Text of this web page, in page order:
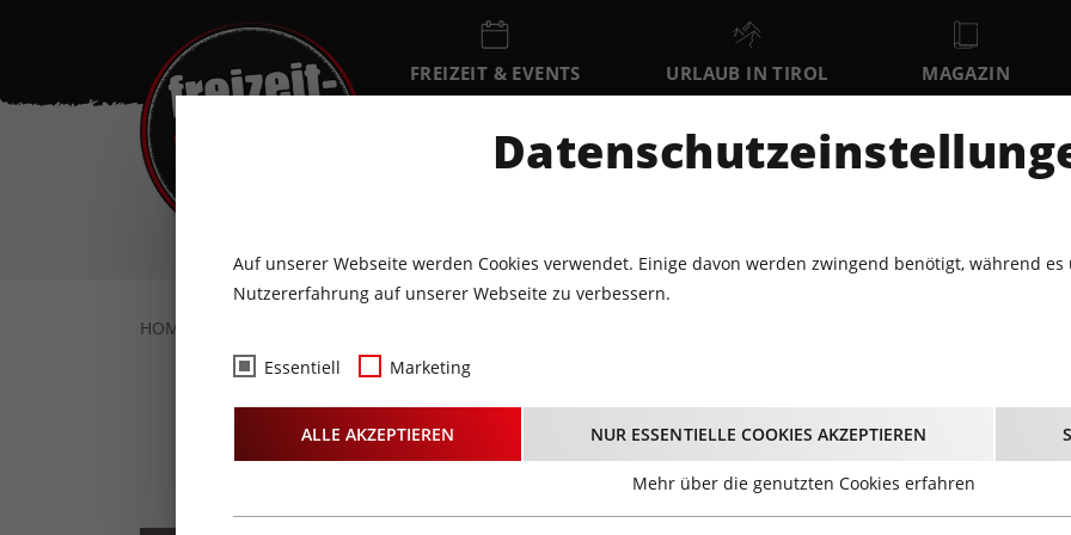
FREIZEIT & EVENTS URLAUB IN TIROL MAGAZIN
EVENTKALENDER
FR SA SO 10
HOME
Occasional Oratorio
30.10.2022 - Beginn 18:00 Uhr
Auf unserer Webseite werden Cookies verwendet. Einige davon werden zwingend benötigt, während
Nutzererfahrung auf unserer Webseite zu verbessern.
Essentiell Marketing
ALLE AKZEPTIEREN NUR ESSENTIELLE COOKIES AKZEPTIEREN
Mehr über die genutzten Cookies erfahren